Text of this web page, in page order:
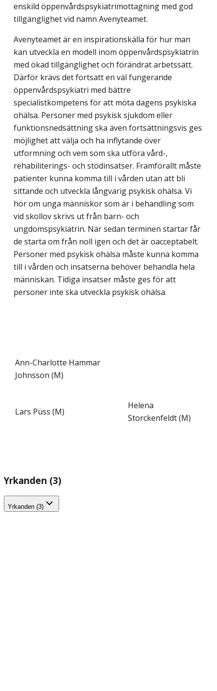
enskild öppenvårds­psykiatrimottagning med god
tillgänglighet vid namn Avenyteamet.
Avenyteamet är en inspirationskälla för hur man
kan utveckla en modell inom öppenvårdspsykiatrin
med ökad tillgänglighet och förändrat arbetssätt.
Därför krävs det fortsatt en väl fungerande
öppenvårdspsykiatri med bättre
specialistkompetens för att möta dagens psykiska
ohälsa. Personer med psykisk sjukdom eller
funktionsnedsättning ska även fortsättningsvis ges
möjlighet att välja och ha inflytande över
utformning och vem som ska utföra vård-,
rehabiliterings- och stödinsatser. Framförallt måste
patienter kunna komma till i vården utan att bli
sittande och utveckla långvarig psykisk ohälsa. Vi
hör om unga människor som är i behandling som
vid skollov skrivs ut från barn- och
ungdomspsykiatrin. När sedan terminen startar får
de starta om från noll igen och det är oacceptabelt.
Personer med psykisk ohälsa måste kunna komma
till i vården och insatserna behöver behandla hela
människan. Tidiga insatser måste ges för att
personer inte ska utveckla psykisk ohälsa.
Ann-Charlotte Hammar
Johnsson (M)
Lars Püss (M)
Helena
Storckenfeldt (M)
Yrkanden (3)
Yrkanden (3)